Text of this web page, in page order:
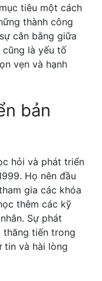
tiêu một cách
thành công
cân bằng giữa
là yếu tố
vẹn và hạnh
bản
hỏi và phát triển
Họ nên đầu
gia các khóa
thêm các kỹ
Sự phát
thăng tiến trong
tin và hài lòng